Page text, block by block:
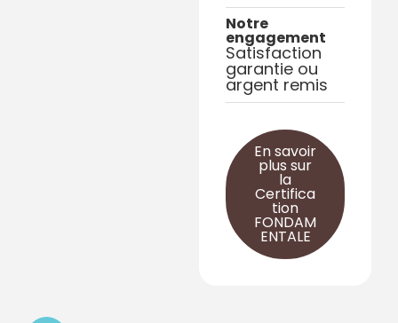
Notre
engagement
Satisfaction
garantie ou
argent remis
En savoir
plus sur
la
Certifica
tion
FONDAM
ENTALE